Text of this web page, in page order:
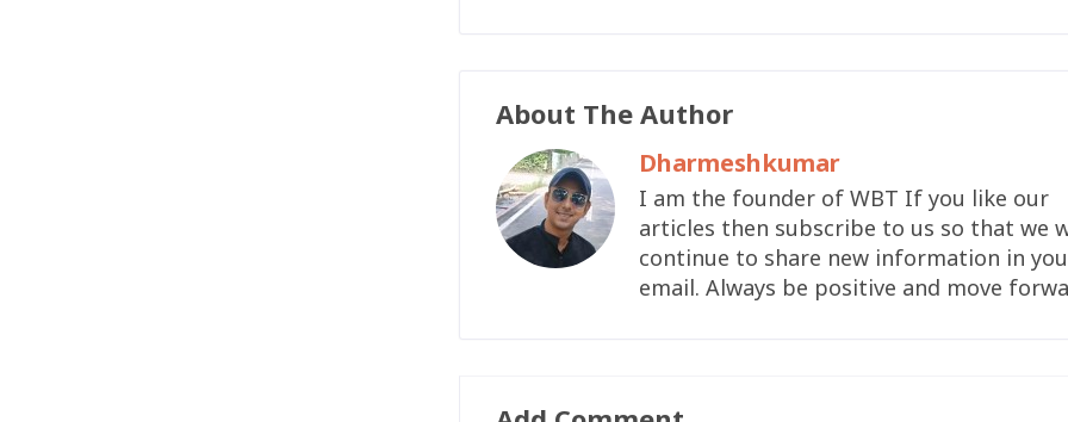
About The Author
Dharmeshkumar
I am the founder of WBT If you like our
articles then subscribe to us so that we
continue to share new information in
email. Always be positive and move